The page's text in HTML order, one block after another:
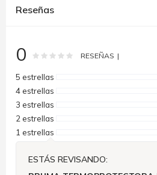
Reseñas
0 Rating: % of100
RESEÑAS
5 estrellas
4 estrellas
3 estrellas
2 estrellas
1 estrellas
ESTÁS REVISANDO: